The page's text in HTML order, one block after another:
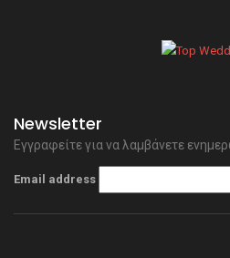
Newsletter
Εγγραφείτε για να λαμβάνετε
Email address